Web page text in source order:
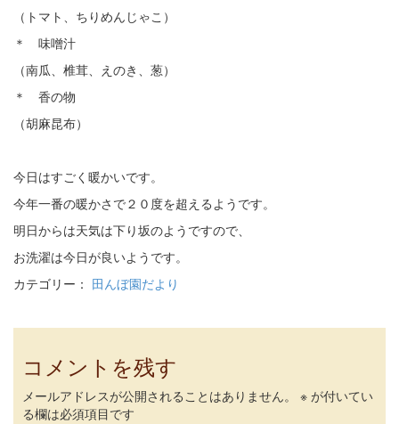
（トマト、ちりめんじゃこ）
＊ 味噌汁
（南瓜、椎茸、えのき、葱）
＊ 香の物
（胡麻昆布）
今日はすごく暖かいです。
今年一番の暖かさで２０度を超えるようです。
明日からは天気は下り坂のようですので、
お洗濯は今日が良いようです。
カテゴリー： 田んぼ園だより
コメントを残す
メールアドレスが公開されることはありません。 ※ が付いてい
る欄は必須項目です